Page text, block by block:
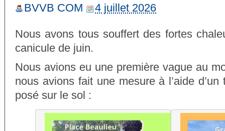
BVVB COM 4 juillet 2026
Nous avons tous souffert des fortes
canicule de juin.
Nous avions eu une première vague au
nous avions fait une mesure à l’aide
posé sur le sol :